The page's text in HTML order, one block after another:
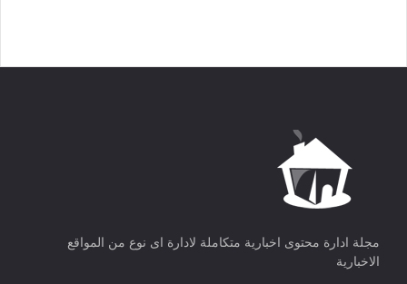
مجلة ادارة محتوى اخبارية متكاملة لادارة اى نوع من المواقع
الاخبارية